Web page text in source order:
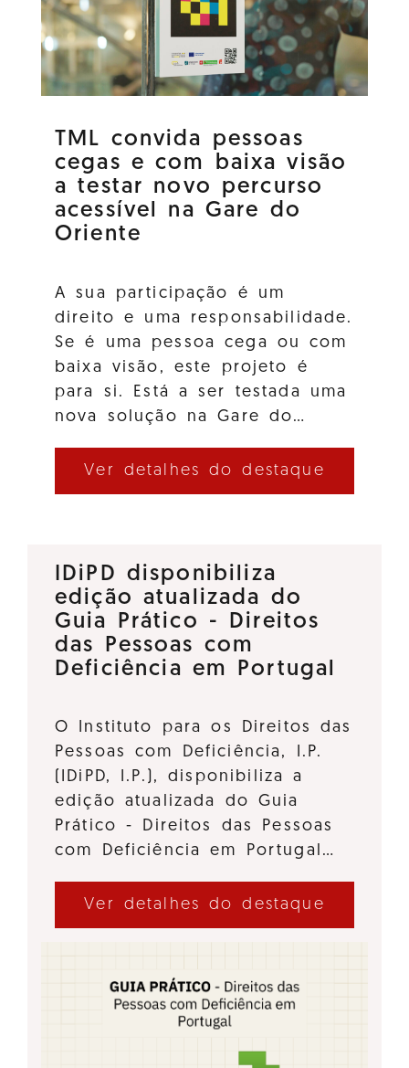
TML convida pessoas
cegas e com baixa visão
a testar novo percurso
acessível na Gare do
Oriente
A sua participação é um
direito e uma responsabilidade.
Se é uma pessoa cega ou com
baixa visão, este projeto é
para si. Está a ser testada uma
nova solução na Gare do…
Ver detalhes do destaque
IDiPD disponibiliza
edição atualizada do
Guia Prático - Direitos
das Pessoas com
Deficiência em Portugal
O Instituto para os Direitos das
Pessoas com Deficiência, I.P.
(IDiPD, I.P.), disponibiliza a
edição atualizada do Guia
Prático - Direitos das Pessoas
com Deficiência em Portugal…
Ver detalhes do destaque